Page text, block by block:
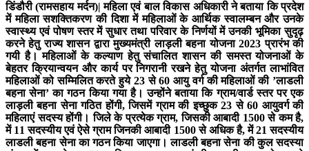
डिंडौरी (रामसहाय मर्दन)| महिला एवं बाल विकास अधिकारी ने बताया कि प्रदेश
में महिला सशक्तिकरण की दिशा में महिलाओं के आर्थिक स्वालम्बन और उनके
स्वास्थ्य एवं पोषण स्तर में सुधार तथा परिवार के निर्णयों में उनकी भूमिका सुदृढ़
करने हेतु राज्य शासन द्वारा मुख्यमंत्री लाड़ली बहना योजना 2023 प्रारंभ की
गयी है। महिलाओं के कल्याण हेतु संचालित शासन की समस्त योजनाओं के
बेहतर क्रियान्वयन और कार्य पर निगरानी रखने हेतु योजना अंतर्गत लाभांवित
महिलाओं को सम्मिलित करते हुये 23 से 60 आयु वर्ग की महिलाओं की ’लाडली
बहना सेना’ का गठन किया गया है। उन्होंने बताया कि ग्राम/वार्ड स्तर पर एक
लाड़ली बहना सेना गठित होंगी, जिसमें ग्राम की इच्छुक 23 से 60 आयुवर्ग की
महिलाएं सदस्य होंगी। जिले के प्रत्येक ग्राम, जिसकी आबादी 1500 से कम है,
में 11 सदस्यीय एवं ऐसे ग्राम जिनकी आबादी 1500 से अधिक है, में 21 सदस्यीय
लाडली बहना सेना का गठन किया जाएगा। लाडली बहना सेना की कुल सदस्या